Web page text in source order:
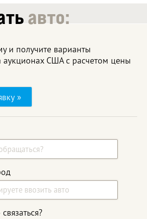
авто:
и получите варианты
аукционах США с расчетом цены
»